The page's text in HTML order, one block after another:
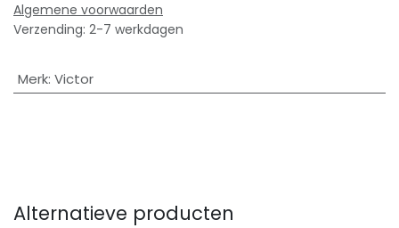
Algemene voorwaarden
Verzending: 2-7 werkdagen
Merk: Victor
Alternatieve producten